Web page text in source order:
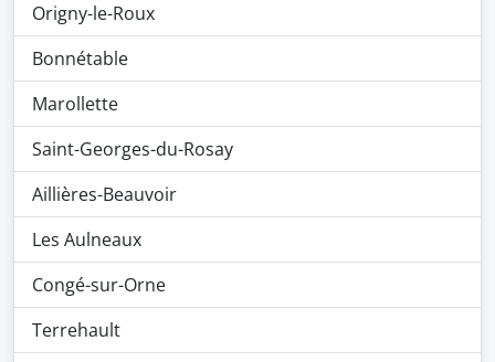
Origny-le-Roux
Bonnétable
Marollette
Saint-Georges-du-Rosay
Aillières-Beauvoir
Les Aulneaux
Congé-sur-Orne
Terrehault